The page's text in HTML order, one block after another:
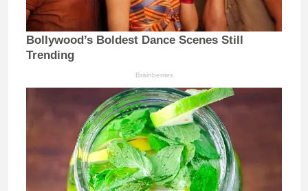
Bollywood’s Boldest Dance Scenes Still
Trending
Brainberries